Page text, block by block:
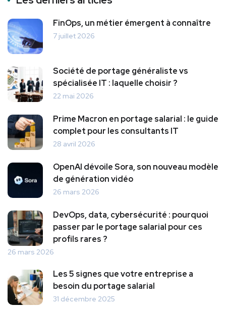
FinOps, un métier émergent à connaître
7 juillet 2026
Société de portage généraliste vs
spécialisée IT : laquelle choisir ?
22 mai 2026
Prime Macron en portage salarial : le guide
complet pour les consultants IT
28 avril 2026
OpenAI dévoile Sora, son nouveau modèle
de génération vidéo
26 mars 2026
DevOps, data, cybersécurité : pourquoi
passer par le portage salarial pour ces
profils rares ?
26 mars 2026
Les 5 signes que votre entreprise a
besoin du portage salarial
31 décembre 2025